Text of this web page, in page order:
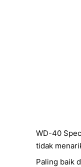
WD-40
tidak
Paling baik